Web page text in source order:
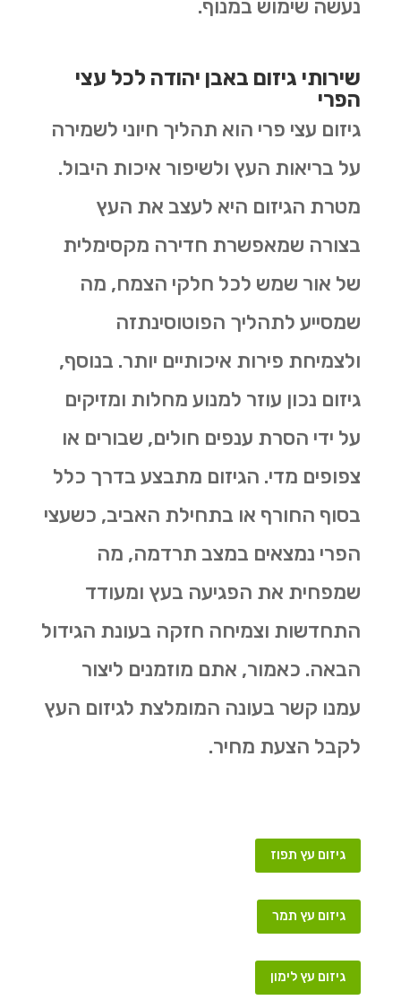
נעשה שימוש במנוף.
שירותי גיזום באבן יהודה לכל עצי
הפרי
גיזום עצי פרי הוא תהליך חיוני לשמירה
על בריאות העץ ולשיפור איכות היבול.
מטרת הגיזום היא לעצב את העץ
בצורה שמאפשרת חדירה מקסימלית
של אור שמש לכל חלקי הצמח, מה
שמסייע לתהליך הפוטוסינתזה
ולצמיחת פירות איכותיים יותר. בנוסף,
גיזום נכון עוזר למנוע מחלות ומזיקים
על ידי הסרת ענפים חולים, שבורים או
צפופים מדי. הגיזום מתבצע בדרך כלל
בסוף החורף או בתחילת האביב, כשעצי
הפרי נמצאים במצב תרדמה, מה
שמפחית את הפגיעה בעץ ומעודד
התחדשות וצמיחה חזקה בעונת הגידול
הבאה. כאמור, אתם מוזמנים ליצור
עמנו קשר בעונה המומלצת לגיזום העץ
לקבל הצעת מחיר.
גיזום עץ תפוז
גיזום עץ תמר
גיזום עץ לימון